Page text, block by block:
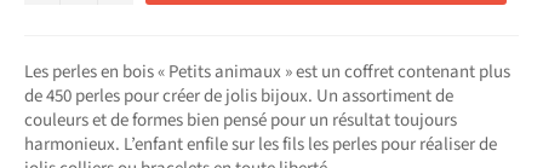
Les perles en bois « Petits animaux » est un coffret contenant plus
de 450 perles pour créer de jolis bijoux. Un assortiment de
couleurs et de formes bien pensé pour un résultat toujours
harmonieux. L’enfant enfile sur les fils les perles pour réaliser de